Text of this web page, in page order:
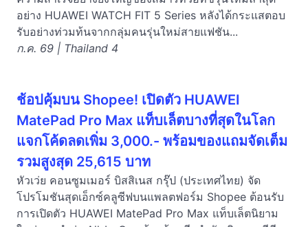
อย่าง HUAWEI WATCH FIT 5 Series หลังได้กระแสตอบ
รับอย่างท่วมท้นจากกลุ่มคนรุ่นใหม่สายแฟชัน...
ก.ค. 69 | Thailand 4
ช้อปคุ้มบน Shopee! เปิดตัว HUAWEI
MatePad Pro Max แท็บเล็ตบางที่สุดในโลก
แจกโค้ดลดเพิ่ม 3,000.- พร้อมของแถมจัดเต็ม
รวมสูงสุด 25,615 บาท
หัวเว่ย คอนซูมเมอร์ บิสสิเนส กรุ๊ป (ประเทศไทย) จัด
โปรโมชันสุดเอ็กซ์คลูซีฟบนแพลตฟอร์ม Shopee ต้อนรับ
การเปิดตัว HUAWEI MatePad Pro Max แท็บเล็ตนิยาม